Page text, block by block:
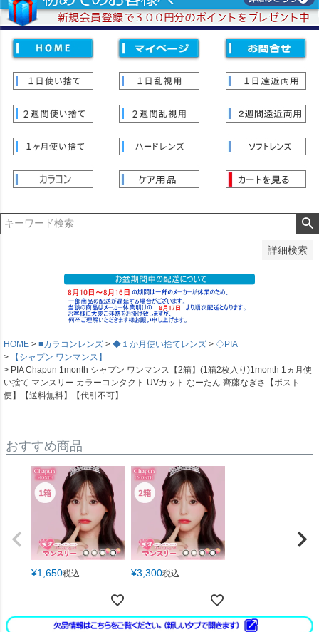
詳細検索
価格
〜
並び順
登録順
価格が高い順
レビュー順
キーワードヒット順
HOME ■カラコンレンズ ◆１か月使い捨てレンズ
◇PIA
【シャプン ワンマンス】
PIA Chapun 1month シャプン ワンマンス【2箱】(1箱2枚入り)1month 1ヵ月使
い捨て マンスリー カラーコンタクト UVカット なーたん 齊藤なぎさ【ポスト
便】【送料無料】【代引不可】
おすすめ商品
¥1,650税込 ¥3,300税込